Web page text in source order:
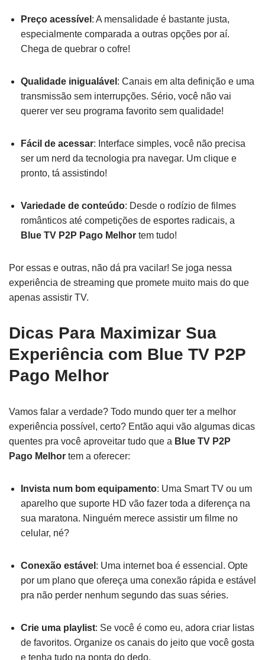
Preço acessível : A mensalidade é bastante justa,
especialmente comparada a outras opções por aí.
Chega de quebrar o cofre!
Qualidade inigualável : Canais em alta definição e uma
transmissão sem interrupções. Sério, você não vai
querer ver seu programa favorito sem qualidade!
Fácil de acessar: Interface simples, você não precisa
ser um nerd da tecnologia pra navegar. Um clique e
pronto, tá assistindo!
Variedade de conteúdo: Desde o rodízio de filmes
românticos até competições de esportes radicais, a
Blue TV P2P Pago Melhor tem tudo!
Por essas e outras, não dá pra vacilar! Se joga nessa
experiência de streaming que promete muito mais do que
apenas assistir TV.
Dicas Para Maximizar Sua
Experiência com Blue TV P2P
Pago Melhor
Vamos falar a verdade? Todo mundo quer ter a melhor
experiência possível, certo? Então aqui vão algumas dicas
quentes pra você aproveitar tudo que a Blue TV P2P
Pago Melhor tem a oferecer:
Invista num bom equipamento: Uma Smart TV ou um
aparelho que suporte HD vão fazer toda a diferença na
sua maratona. Ninguém merece assistir um filme no
celular, né?
Conexão estável : Uma internet boa é essencial. Opte
por um plano que ofereça uma conexão rápida e estável
pra não perder nenhum segundo das suas séries.
Crie uma playlist: Se você é como eu, adora criar listas
de favoritos. Organize os canais do jeito que você gosta
e tenha tudo na ponta do dedo.